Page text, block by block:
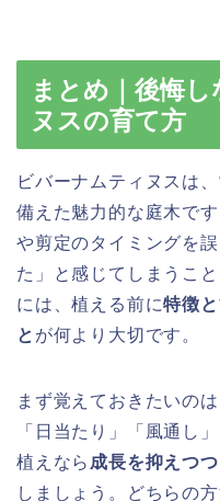
まとめ｜後悔
ヌスの育て方
ビバーナムティヌスは
備えた魅力的な庭木で
や剪定のタイミングを
た」と感じてしまうこ
には、植える前に特徴
と が何より大切です。
まず覚えておきたいの
「日当たり」「風通し
植えなら 成長を抑えつ
しましょう。どちらの